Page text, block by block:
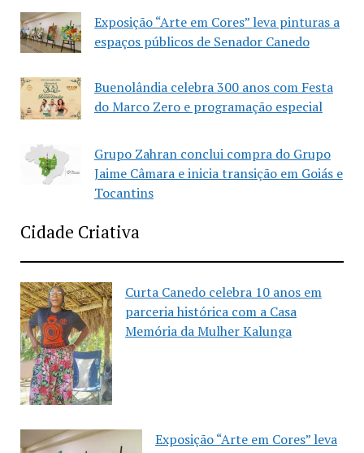
Exposição “Arte em Cores” leva pinturas a
espaços públicos de Senador Canedo
Buenolândia celebra 300 anos com Festa
do Marco Zero e programação especial
Grupo Zahran conclui compra do Grupo
Jaime Câmara e inicia transição em Goiás e
Tocantins
Cidade Criativa
Curta Canedo celebra 10 anos em
parceria histórica com a Casa
Memória da Mulher Kalunga
Exposição “Arte em Cores” leva